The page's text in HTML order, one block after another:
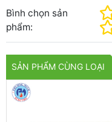
Bình chọn sản
phẩm:
SẢN PHẨM CÙNG LOẠI